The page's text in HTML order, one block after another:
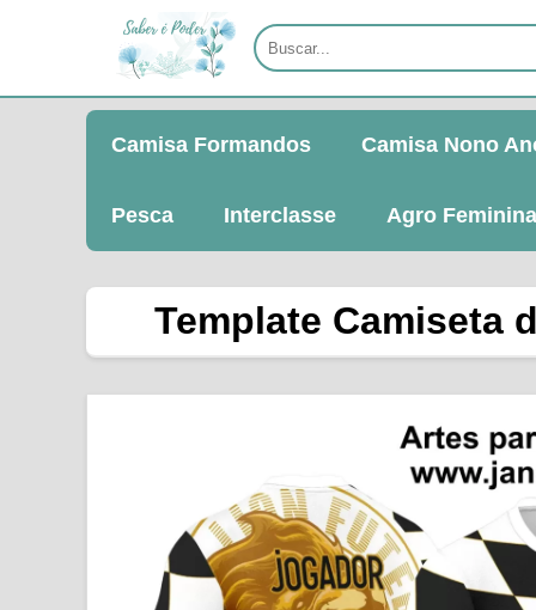
Camisa Formandos Camisa Nono
Pesca Interclasse Agro Feminina
Template Camiseta